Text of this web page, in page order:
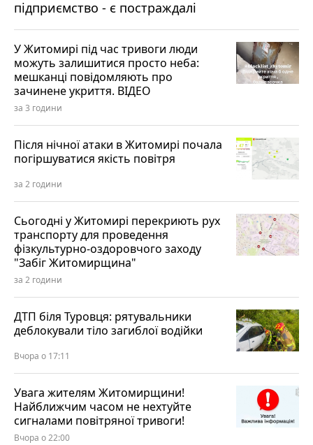
підприємство - є постраждалі
У Житомирі під час тривоги люди
можуть залишитися просто неба:
мешканці повідомляють про
зачинене укриття. ВІДЕО
за 3 години
Після нічної атаки в Житомирі почала
погіршуватися якість повітря
за 2 години
Сьогодні у Житомирі перекриють рух
транспорту для проведення
фізкультурно-оздоровчого заходу
"Забіг Житомирщина"
за 2 години
ДТП біля Туровця: рятувальники
деблокували тіло загиблої водійки
Вчора о 17:11
Увага жителям Житомирщини!
Найближчим часом не нехтуйте
сигналами повітряної тривоги!
Вчора о 22:00